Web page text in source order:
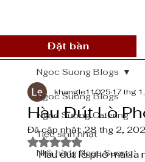
Đặt bàn
Ngoc Suong Blogs
Ngọc Sương Catering
Tiệc sinh nhật
Nhà hàng Ngọc Sương
Ngoc Suong Blogs
Hàu Đút Lò
khangle1102517 thg
Đã cập nhật:28 thg 2,
Đã xếp hạng NaN/5
Hàu đút lò phô mai là